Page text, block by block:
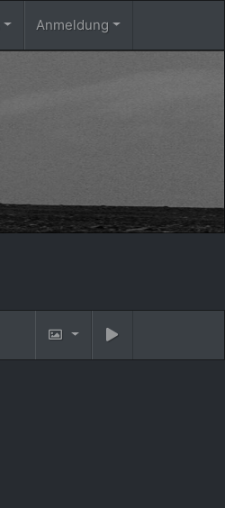
Anmeldung